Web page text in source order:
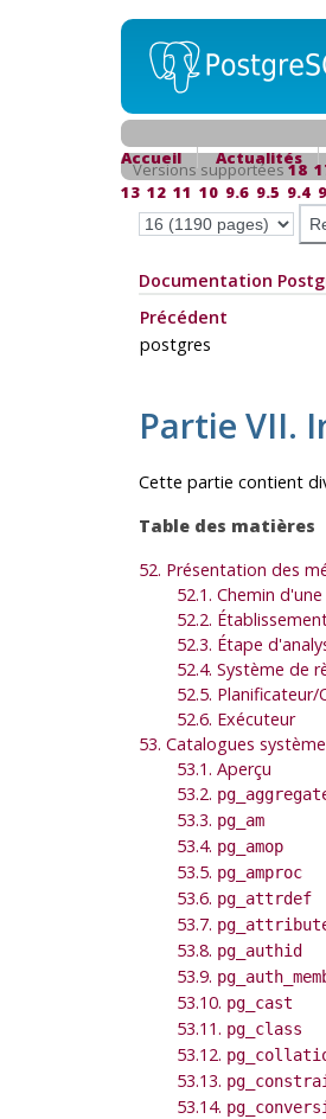
Accueil Actualités
Versions supportées18
13 12 11 10 9.6 9.5 9.4
Documentation
Précédent
postgres
Partie VII.
Cette partie contient
Table des matières
52. Présentation des
52.1. Chemin
52.2.
52.3. Étape
52.4. Système de
52.5.
52.6. Exécuteur
53. Catalogues système
53.1. Aperçu
53.2.
53.3. pg_am
53.4. pg_amop
53.5. pg_amproc
53.6. pg_attrdef
53.7.
53.8. pg_authid
53.9.
53.10. pg_cast
53.11. pg_class
53.12.
53.13.
53.14.